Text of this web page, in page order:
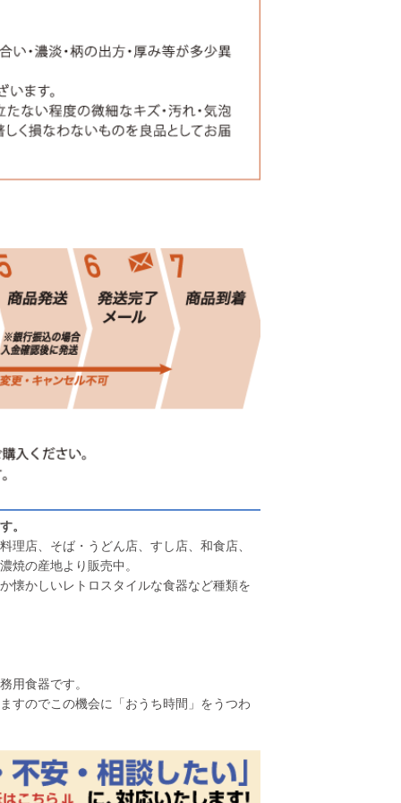
。
店、そば・うどん店、すし店、和食店、
の産地より販売中。
懐かしいレトロスタイルな食器など種類を
用食器です。
すのでこの機会に「おうち時間」をうつわ